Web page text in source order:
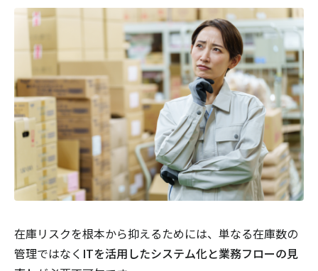
在庫リスクを根本から抑えるためには、単なる在庫数の
管理ではなく ITを活用したシステム化と業務フローの見